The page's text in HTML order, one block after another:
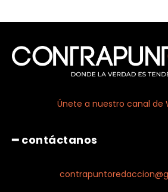
Únete a nuestro canal de
━ contáctanos